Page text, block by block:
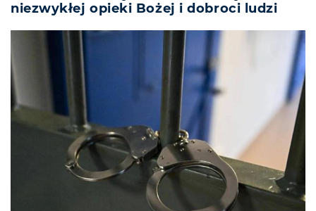
niezwykłej opieki Bożej i dobroci ludzi